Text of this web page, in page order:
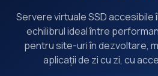
Servere virtuale SSD accesibile
echilibrul ideal între
pentru site-uri în dezvoltare,
aplicații de zi cu zi, cu